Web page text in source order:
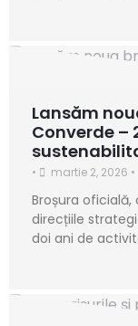
Lansăm
Converde –
• martie 2, 2026 •
Broșura
direcțiile
doi ani de